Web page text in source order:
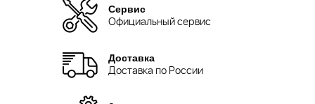
Сервис
Официальный сервис
Доставка
Доставка по России